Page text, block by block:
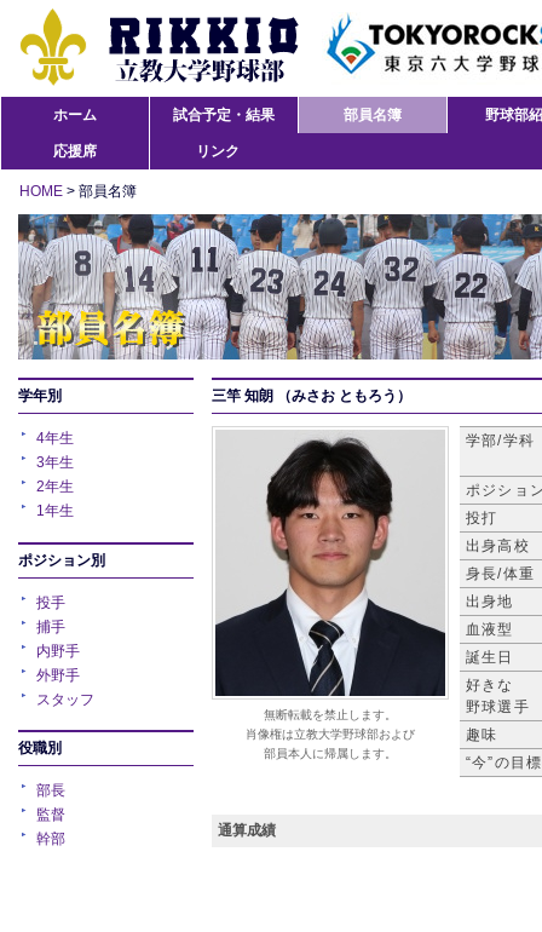
ホーム 試合予定・結果 部員名簿 野球部
応援席 リンク
HOME > 部員名簿
学年別
4年生
3年生
2年生
1年生
ポジション別
投手
捕手
内野手
外野手
スタッフ
役職別
部長
監督
幹部
三竿 知朗 （みさお ともろう）
無断転載を禁止します。
肖像権は立教大学野球部および
部員本人に帰属します。
学部/学科
ポジショ
投打
出身高校
身長/体重
出身地
血液型
誕生日
好きな
野球選手
趣味
“今”の目標
通算成績